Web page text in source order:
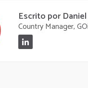
Escrito por
Country Manager,